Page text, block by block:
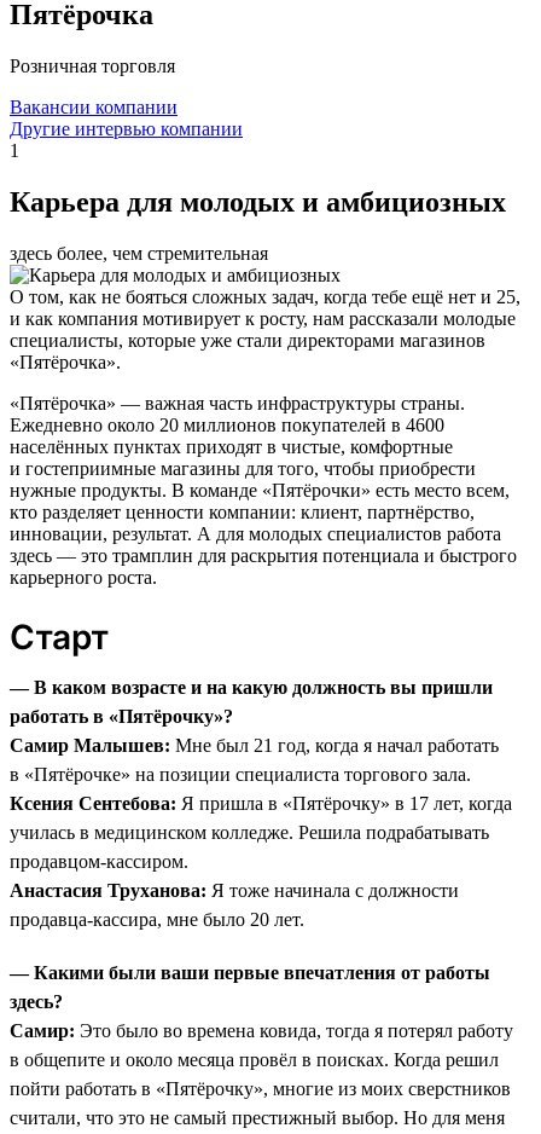
Пятёрочка
Розничная торговля
Вакансии компании
Другие интервью компании
1
Карьера для молодых и амбициозных
здесь более, чем стремительная
О том, как не бояться сложных задач, когда тебе ещё нет и 25,
и как компания мотивирует к росту, нам рассказали молодые
специалисты, которые уже стали директорами магазинов
«Пятёрочка».
«Пятёрочка» — важная часть инфраструктуры страны.
Ежедневно около 20 миллионов покупателей в 4600
населённых пунктах приходят в чистые, комфортные
и гостеприимные магазины для того, чтобы приобрести
нужные продукты. В команде «Пятёрочки» есть место всем,
кто разделяет ценности компании: клиент, партнёрство,
инновации, результат. А для молодых специалистов работа
здесь — это трамплин для раскрытия потенциала и быстрого
карьерного роста.
Старт
— В каком возрасте и на какую должность вы пришли
работать в «Пятёрочку»?
Самир Малышев: Мне был 21 год, когда я начал работать
в «Пятёрочке» на позиции специалиста торгового зала.
Ксения Сентебова: Я пришла в «Пятёрочку» в 17 лет, когда
училась в медицинском колледже. Решила подрабатывать
продавцом-кассиром.
Анастасия Труханова: Я тоже начинала с должности
продавца-кассира, мне было 20 лет.
— Какими были ваши первые впечатления от работы
здесь?
Самир: Это было во времена ковида, тогда я потерял работу
в общепите и около месяца провёл в поисках. Когда решил
пойти работать в «Пятёрочку», многие из моих сверстников
считали, что это не самый престижный выбор. Но для меня